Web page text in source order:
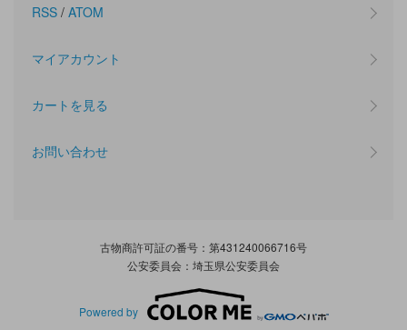
RSS / ATOM
マイアカウント
カートを見る
お問い合わせ
古物商許可証の番号：第431240066716号
公安委員会：埼玉県公安委員会
Powered by